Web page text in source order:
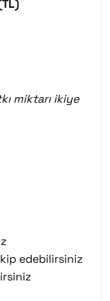
miktarı ikiye
edebilirsiniz